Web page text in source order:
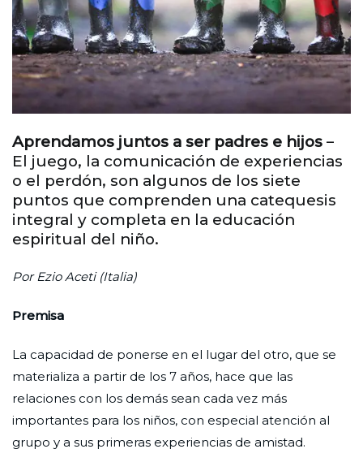
Aprendamos juntos a ser padres e hijos –
El juego, la comunicación de experiencias
o el perdón, son algunos de los siete
puntos que comprenden una catequesis
integral y completa en la educación
espiritual del niño.
Por Ezio Aceti (Italia)
Premisa
La capacidad de ponerse en el lugar del otro, que se
materializa a partir de los 7 años, hace que las
relaciones con los demás sean cada vez más
importantes para los niños, con especial atención al
grupo y a sus primeras experiencias de amistad.